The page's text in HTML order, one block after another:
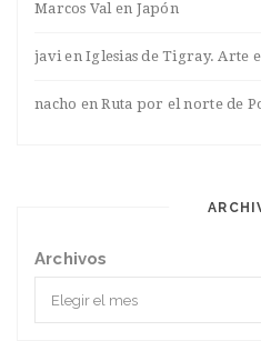
Marcos Valen Japón
javienIglesias de Tigray. Arte
nacho enRuta por el norte de
Archivos